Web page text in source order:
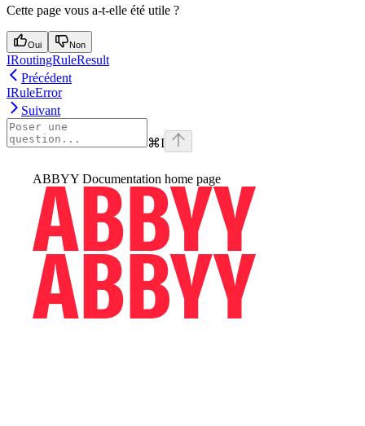
Cette page vous a-t-elle été utile ?
Oui Non
IRoutingRuleResult
Précédent
IRuleError
Suivant
⌘I
ABBYY Documentation home page